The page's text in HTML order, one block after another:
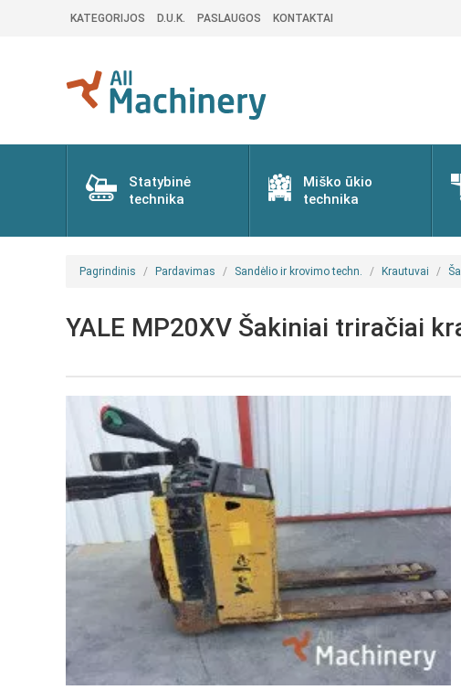
KATEGORIJOS D.U.K. PASLAUGOS KONTAKTAI
Statybinė
technika
Miško ūkio
technika
Pagrindinis Pardavimas Sandėlio ir krovimo techn. Krautuvai
YALE MP20XV Šakiniai triračiai